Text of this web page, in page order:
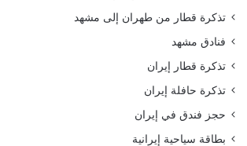
تذكرة قطار من طهران إلى مشهد
فنادق مشهد
تذكرة قطار إيران
تذكرة حافلة إيران
حجز فندق في إيران
بطاقة سياحية إيرانية